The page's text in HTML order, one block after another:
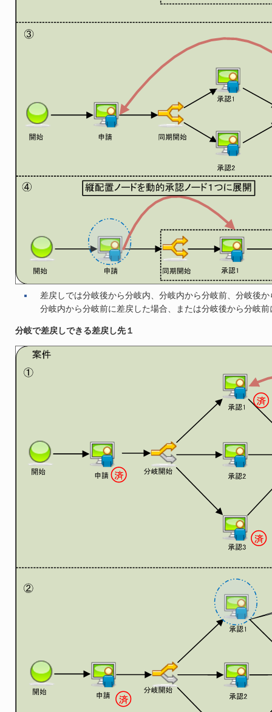
差戻しでは分岐後から分岐内、分岐内から分岐前、分岐後
分岐内から分岐前に差戻した場合、または分岐後から分岐
分岐で差戻しできる差戻し先１